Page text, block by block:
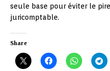
seule base pour éviter le
juricomptable.
Share